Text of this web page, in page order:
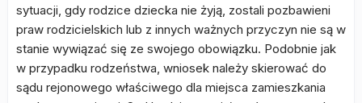
sytuacji, gdy rodzice dziecka nie żyją, zostali pozbawieni
praw rodzicielskich lub z innych ważnych przyczyn nie są w
stanie wywiązać się ze swojego obowiązku. Podobnie jak
w przypadku rodzeństwa, wniosek należy skierować do
sądu rejonowego właściwego dla miejsca zamieszkania